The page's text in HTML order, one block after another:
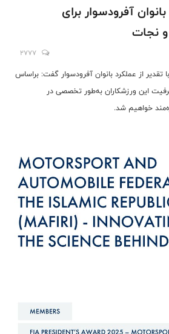
آفرودسوار برای
نجات
2777
از عملکرد بانوان آفرودسوار گفت: براساس
این ورزشکاران به‌طور تخصصی در
خواهیم شد.